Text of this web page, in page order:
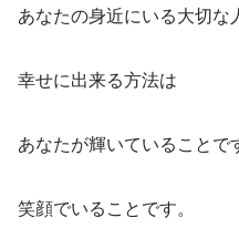
あなたの身近にいる大切な
幸せに出来る方法は
あなたが輝いていることで
笑顔でいることです。